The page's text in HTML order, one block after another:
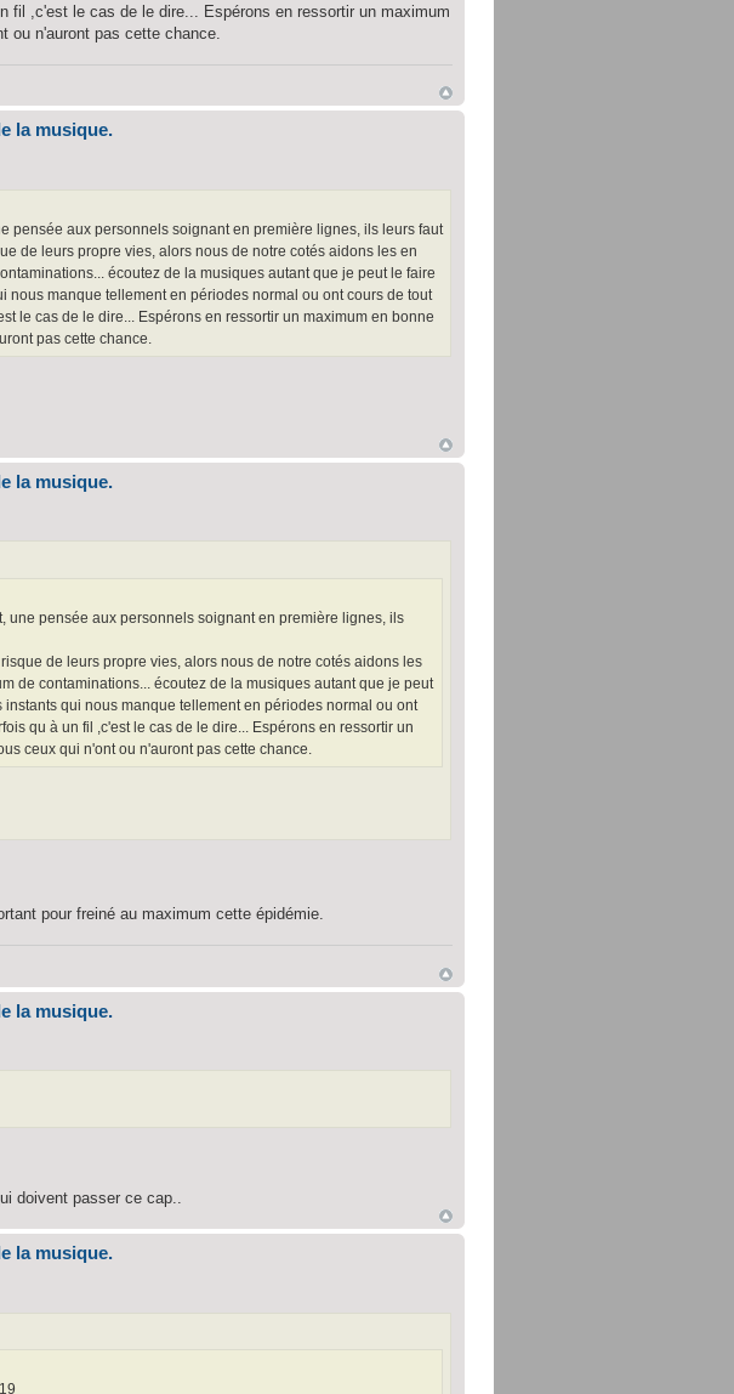
fil ,c'est le cas de le dire... Espérons en ressortir un maximum
ou n'auront pas cette chance.
la musique.
pensée aux personnels soignant en première lignes, ils leurs faut
de leurs propre vies, alors nous de notre cotés aidons les en
écoutez de la musiques autant que je peut le faire
nous manque tellement en périodes normal ou ont cours de tout
le cas de le dire... Espérons en ressortir un maximum en bonne
pas cette chance.
la musique.
une pensée aux personnels soignant en première lignes, ils
de leurs propre vies, alors nous de notre cotés aidons les
de contaminations... écoutez de la musiques autant que je peut
qui nous manque tellement en périodes normal ou ont
qu à un fil ,c'est le cas de le dire... Espérons en ressortir un
ceux qui n'ont ou n'auront pas cette chance.
pour freiné au maximum cette épidémie.
la musique.
doivent passer ce cap..
la musique.